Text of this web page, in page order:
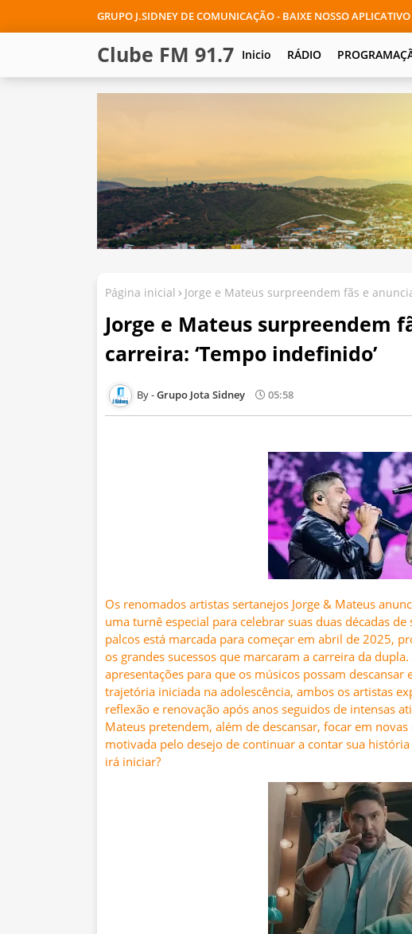
GRUPO J.SIDNEY DE COMUNICAÇÃO - BAIXE NOSSO
Clube FM 91.7 Inicio RÁDIO
Página inicial Jorge e Mateus surpreendem fãs e
Jorge e Mateus surpreendem
carreira: ‘Tempo indefinido’
Grupo Jota Sidney 05:58
Os renomados artistas sertanejos Jorge & Mateus
uma turnê especial para celebrar suas duas décadas
palcos está marcada para começar em abril de 2025,
os grandes sucessos que marcaram a carreira da
apresentações para que os músicos possam
trajetória iniciada na adolescência, ambos os artistas
reflexão e renovação após anos seguidos de intensas
Mateus pretendem, além de descansar, focar em
motivada pelo desejo de continuar a contar sua
irá iniciar?